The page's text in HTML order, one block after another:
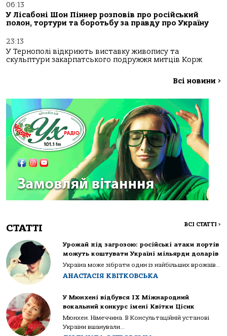
06:13
У Лісабоні Шон Піннер розповів про російський
полон, тортури та боротьбу за правду про Україну
23:13
У Тернополі відкриють виставку живопису та
скульптури закарпатського подружжя митців Корж
Всі новини >
СТАТТІ ВСІ СТАТТІ >
Урожай під загрозою: російські атаки портів
можуть коштувати Україні мільярди доларів
Україна може зібрати один із найбільших врожаїв...
АНАСТАСІЯ КВІТКОВСЬКА
У Мюнхені відбувся IX Міжнародний
вокальний конкурс імені Квітки Цісик
Мюнхен. Німеччина. В Консультаційній установі
України вшанували...